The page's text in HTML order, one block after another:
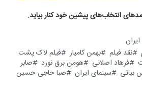
انتخاب‌های پیشین خود کنار بیاید.
نقد فیلم بهمن کامیار
فیلم لاک پشت
فرهاد اصلانی هومن برق نورد
صابر
بیاتی سینمای ایران
صبا حاجی حسین